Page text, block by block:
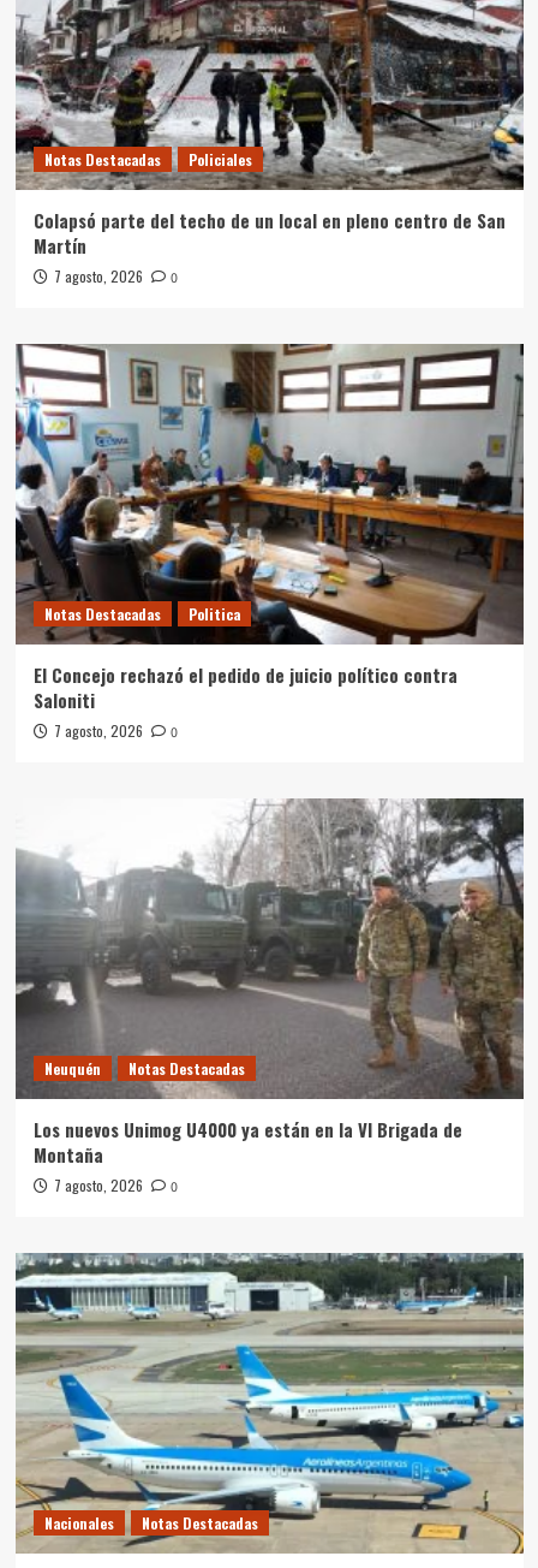
Notas Destacadas Policiales
Colapsó parte del techo de un local en pleno centro de San
Martín
7 agosto, 2026 0
Notas Destacadas Politica
El Concejo rechazó el pedido de juicio político contra
Saloniti
7 agosto, 2026 0
Neuquén Notas Destacadas
Los nuevos Unimog U4000 ya están en la VI Brigada de
Montaña
7 agosto, 2026 0
Nacionales Notas Destacadas